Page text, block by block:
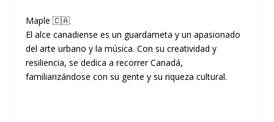
Maple 🇨🇦
El alce canadiense es un guardameta y un apasionado
del arte urbano y la música. Con su creatividad y
resiliencia, se dedica a recorrer Canadá,
familiarizándose con su gente y su riqueza cultural.